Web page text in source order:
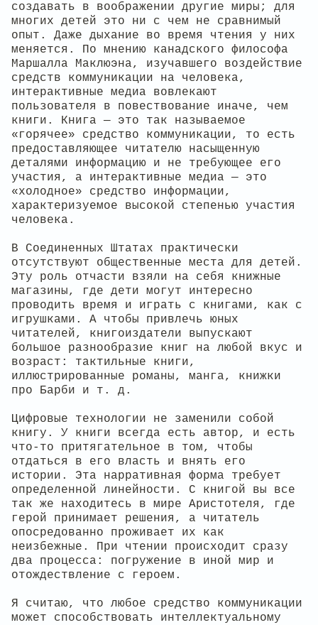
создавать в воображении другие миры; для
многих детей это ни с чем не сравнимый
опыт. Даже дыхание во время чтения у них
меняется. По мнению канадского философа
Маршалла Маклюэна, изучавшего воздействие
средств коммуникации на человека,
интерактивные медиа вовлекают
пользователя в повествование иначе, чем
книги. Книга — это так называемое
«горячее» средство коммуникации, то есть
предоставляющее читателю насыщенную
деталями информацию и не требующее его
участия, а интерактивные медиа — это
«холодное» средство информации,
характеризуемое высокой степенью участия
человека.
В Соединенных Штатах практически
отсутствуют общественные места для детей.
Эту роль отчасти взяли на себя книжные
магазины, где дети могут интересно
проводить время и играть с книгами, как с
игрушками. А чтобы привлечь юных
читателей, книгоиздатели выпускают
большое разнообразие книг на любой вкус и
возраст: тактильные книги,
иллюстрированные романы, манга, книжки
про Барби и т. д.
Цифровые технологии не заменили собой
книгу. У книги всегда есть автор, и есть
что-то притягательное в том, чтобы
отдаться в его власть и внять его
истории. Эта нарративная форма требует
определенной линейности. С книгой вы все
так же находитесь в мире Аристотеля, где
герой принимает решения, а читатель
опосредованно проживает их как
неизбежные. При чтении происходит сразу
два процесса: погружение в иной мир и
отождествление с героем.
Я считаю, что любое средство коммуникации
может способствовать интеллектуальному